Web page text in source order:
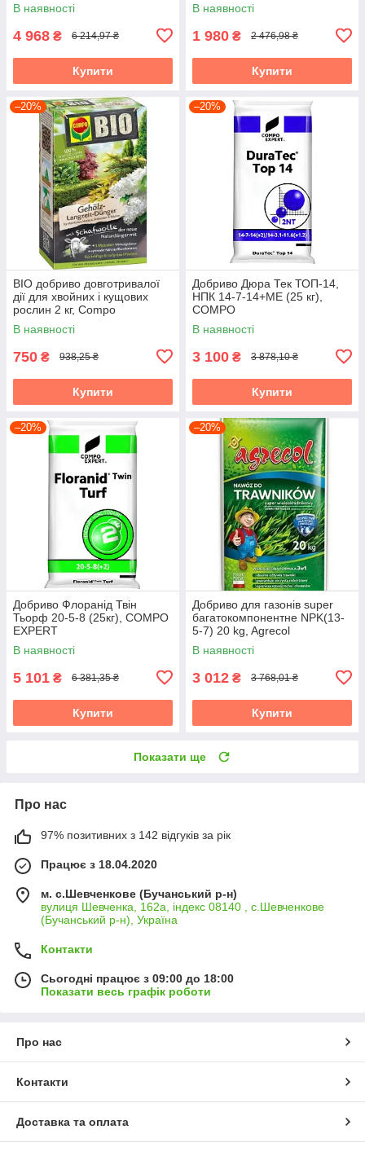
В наявності
4 968 ₴ 6 214,97 ₴
Купити
В наявності
1 980 ₴ 2 476,98 ₴
Купити
–20%
BIO добриво довготривалої
дії для хвойних і кущових
рослин 2 кг, Compo
В наявності
750 ₴ 938,25 ₴
Купити
–20%
Добриво Дюра Тек ТОП-14,
НПК 14-7-14+МЕ (25 кг),
COMPO
В наявності
3 100 ₴ 3 878,10 ₴
Купити
–20%
Добриво Флоранід Твін
Тьорф 20-5-8 (25кг), COMPO
EXPERT
В наявності
5 101 ₴ 6 381,35 ₴
Купити
–20%
Добриво для газонів super
багатокомпонентне NPK(13-
5-7) 20 kg, Agrecol
В наявності
3 012 ₴ 3 768,01 ₴
Купити
Показати ще
Про нас
97% позитивних з 142 відгуків за рік
Працює з 18.04.2020
м. с.Шевченкове (Бучанський р-н)
вулиця Шевченка, 162а, індекс 08140 , с.Шевченкове
(Бучанський р-н), Україна
Контакти
Сьогодні працює з 09:00 до 18:00
Показати весь графік роботи
Про нас
Контакти
Доставка та оплата